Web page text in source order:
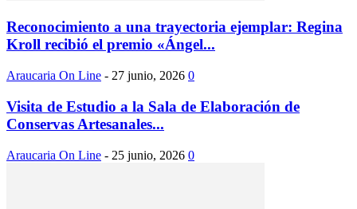
Reconocimiento a una trayectoria ejemplar: Regina
Kroll recibió el premio «Ángel...
Araucaria On Line - 27 junio, 2026 0
Visita de Estudio a la Sala de Elaboración de
Conservas Artesanales...
Araucaria On Line - 25 junio, 2026 0